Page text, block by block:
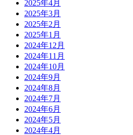
2025年4月
2025年3月
2025年2月
2025年1月
2024年12月
2024年11月
2024年10月
2024年9月
2024年8月
2024年7月
2024年6月
2024年5月
2024年4月